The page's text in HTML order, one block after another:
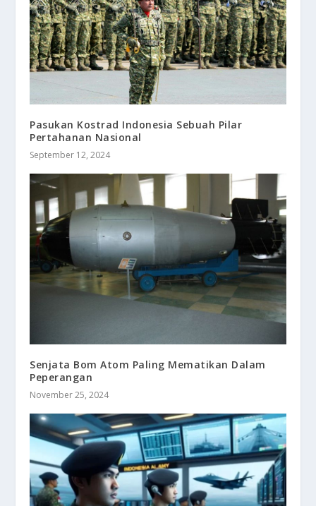
Pasukan Kostrad Indonesia Sebuah Pilar
Pertahanan Nasional
September 12, 2024
Senjata Bom Atom Paling Mematikan Dalam
Peperangan
November 25, 2024